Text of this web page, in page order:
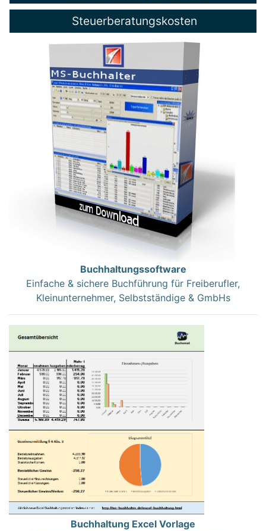
Steuerberatungskosten
Buchhaltungssoftware
Einfache & sichere Buchführung für Freiberufler,
Kleinunternehmer, Selbstständige & GmbHs
Buchhaltung Excel Vorlage